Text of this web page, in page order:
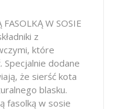
W SOSIE
z
które
dodane
że sierść kota
blasku.
fasolką w sosie